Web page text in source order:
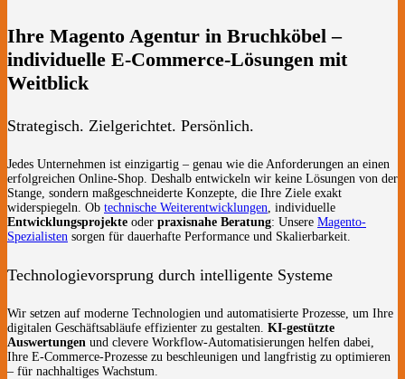
Ihre Magento Agentur in Bruchköbel –
individuelle E-Commerce-Lösungen mit
Weitblick
Strategisch. Zielgerichtet. Persönlich.
Jedes Unternehmen ist einzigartig – genau wie die Anforderungen an einen
erfolgreichen Online-Shop. Deshalb entwickeln wir keine Lösungen von der
Stange, sondern maßgeschneiderte Konzepte, die Ihre Ziele exakt
widerspiegeln. Ob technische Weiterentwicklungen , individuelle
Entwicklungsprojekte oder praxisnahe Beratung: Unsere Magento-
Spezialisten sorgen für dauerhafte Performance und Skalierbarkeit.
Technologievorsprung durch intelligente Systeme
Wir setzen auf moderne Technologien und automatisierte Prozesse, um Ihre
digitalen Geschäftsabläufe effizienter zu gestalten. KI-gestützte
Auswertungen und clevere Workflow-Automatisierungen helfen dabei,
Ihre E-Commerce-Prozesse zu beschleunigen und langfristig zu optimieren
– für nachhaltiges Wachstum.